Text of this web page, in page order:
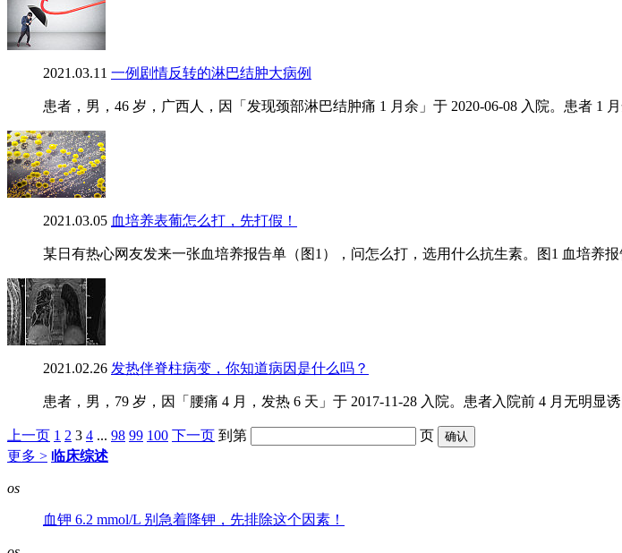
2021.03.11 一例剧情反转的淋巴结肿大病例
患者，男，46 岁，广西人，因「发现颈部淋巴结肿痛 1 月余」于 2020-06-08 入院。患者 1
2021.03.05 血培养表葡怎么打，先打假！
某日有热心网友发来一张血培养报告单（图1），问怎么打，选用什么抗生素。图1 血培养
2021.02.26 发热伴脊柱病变，你知道病因是什么吗？
患者，男，79 岁，因「腰痛 4 月，发热 6 天」于 2017-11-28 入院。患者入院前 4 月无明显
上一页 1 2 3 4 ... 98 99 100 下一页 到第
页
更多 > 临床综述
os
血钾 6.2 mmol/L 别急着降钾，先排除这个因素！